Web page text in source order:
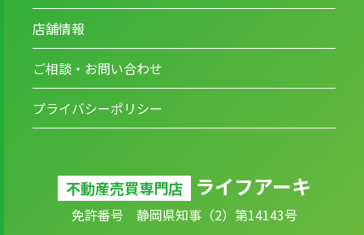
店舗情報
ご相談・お問い合わせ
プライバシーポリシー
不動産売買専門店 ライフアーキ
免許番号 静岡県知事（2）第14143号